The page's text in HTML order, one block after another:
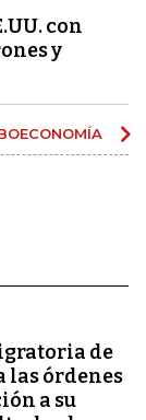
con
y
de
las órdenes
a su